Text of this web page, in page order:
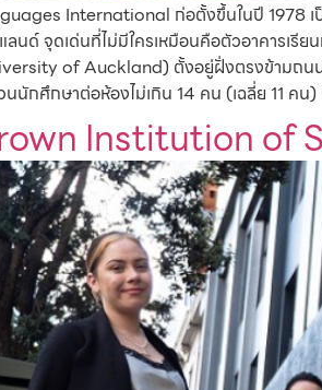
International ก่อตั้งขึ้นในปี 1978 เ
ลนด์ จุดเด่นที่ไม่มีใครเหมือนคือตัวอาคารเ
of Auckland) ตั้งอยู่ฝั่งตรงข้ามถนน
นนักศึกษาต่อห้องไม่เกิน 14 คน (เฉลี่ย 11 คน
Institution of